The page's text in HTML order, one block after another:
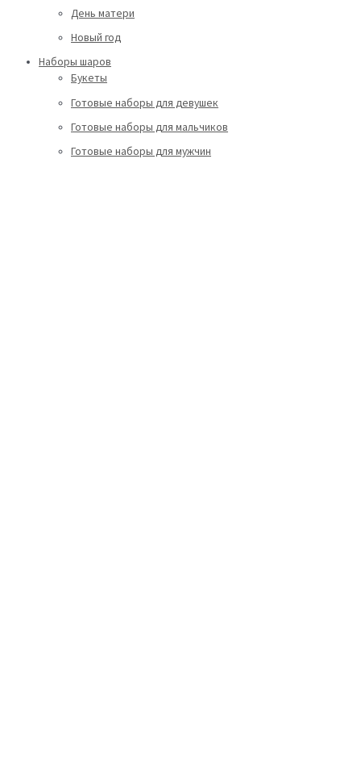
День матери
Новый год
Наборы шаров
Букеты
Готовые наборы для девушек
Готовые наборы для мальчиков
Готовые наборы для мужчин